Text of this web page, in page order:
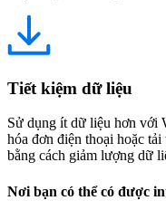
Tiết kiệm dữ liệu
Sử dụng ít dữ liệu hơn với
hóa đơn điện thoại hoặc
bằng cách giảm lượng dữ
Nơi bạn có thể có được